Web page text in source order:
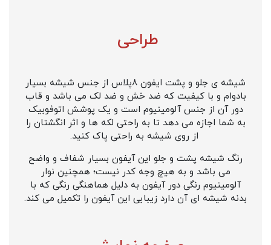
طراحی
شیشه ی جلو و پشت ایفون 8پلاس از جنس شیشه بسیار
بادوام و با کیفیت که ضد خش و ضد لک می باشد و قاب
دور آن از جنس آلومینیوم است و یک پوشش اتوفوبیک
به شما اجازه می دهد تا به راحتی لکه ها و اثر انگشتان را
از روی شیشه به راحتی پاک کنید.
رنگ شیشه پشت و جلو این آیفون بسیار شفاف و واضح
می باشد و به هیچ وجه کدر نیست؛ همچنین نوار
آلومینیوم رنگی دور آیفون به دلیل هماهنگی رنگی که با
بدنه شیشه ای آن دارد زیبایی این آیفون را تکمیل می کند.